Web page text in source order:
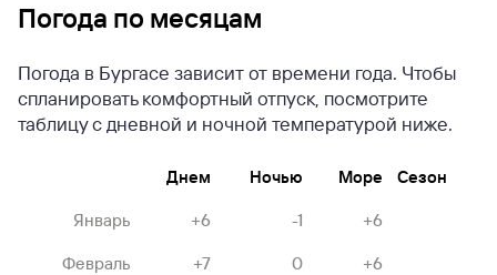
Погода по месяцам
Погода в Бургасе зависит от времени года. Чтобы
спланировать комфортный отпуск, посмотрите
таблицу с дневной и ночной температурой ниже.
Днем Ночью Море Сезон
Январь +6 -1 +6
Февраль +7 0 +6